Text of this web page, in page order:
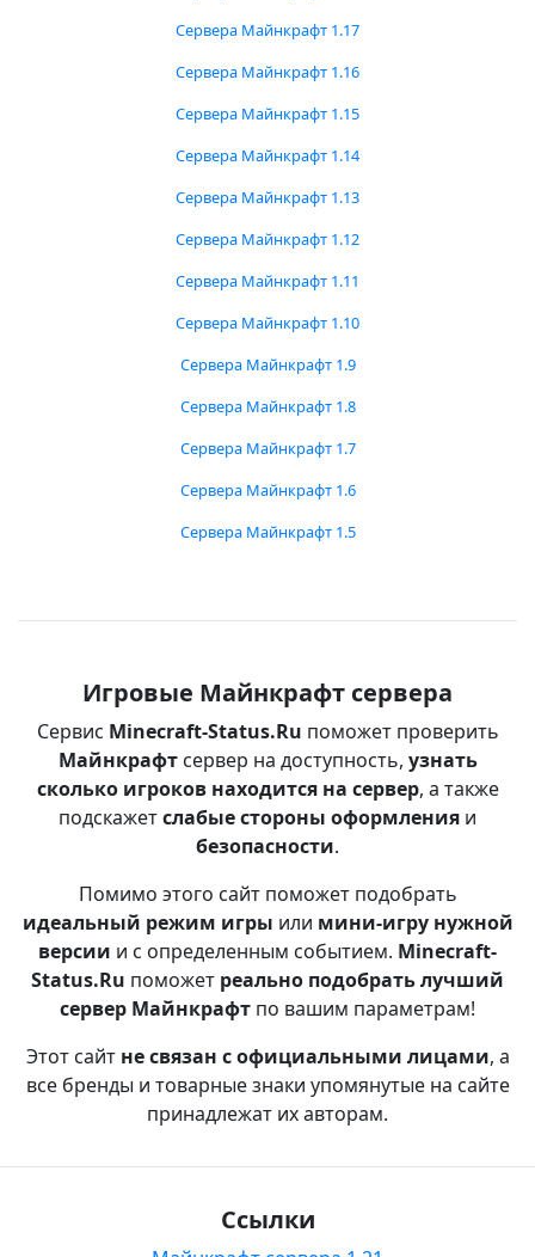
Сервера Майнкрафт 1.17
Сервера Майнкрафт 1.16
Сервера Майнкрафт 1.15
Сервера Майнкрафт 1.14
Сервера Майнкрафт 1.13
Сервера Майнкрафт 1.12
Сервера Майнкрафт 1.11
Сервера Майнкрафт 1.10
Сервера Майнкрафт 1.9
Сервера Майнкрафт 1.8
Сервера Майнкрафт 1.7
Сервера Майнкрафт 1.6
Сервера Майнкрафт 1.5
Игровые Майнкрафт сервера
Сервис Minecraft-Status.Ru поможет проверить
Майнкрафтсервер на доступность, узнать
сколько игроков находится на сервер, а также
подскажетслабые стороны оформления и
безопасности.
Помимо этого сайт поможет подобрать
идеальный режим игры или мини-игру нужной
версии и с определенным событием. Minecraft-
Status.Ru поможет реально подобрать лучший
сервер Майнкрафт по вашим параметрам!
Этот сайт не связан с официальными лицами, а
все бренды и товарные знаки упомянутые на сайте
принадлежат их авторам.
Ссылки